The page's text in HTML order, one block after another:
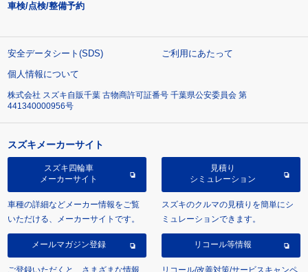
車検/点検/整備予約
安全データシート(SDS)
ご利用にあたって
個人情報について
株式会社 スズキ自販千葉 古物商許可証番号 千葉県公安委員会 第
441340000956号
スズキメーカーサイト
スズキ四輪車
メーカーサイト
車種の詳細などメーカー情報をご覧
いただける、メーカーサイトです。
見積り
シミュレーション
スズキのクルマの見積りを簡単にシ
ミュレーションできます。
メールマガジン登録 リコール等情報